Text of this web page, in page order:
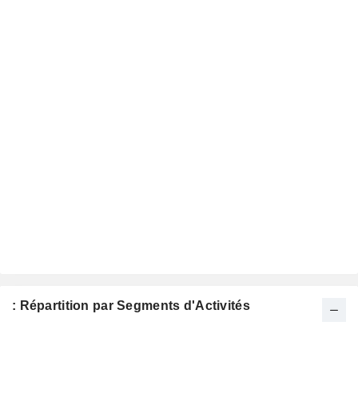
: Répartition par Segments d'Activités